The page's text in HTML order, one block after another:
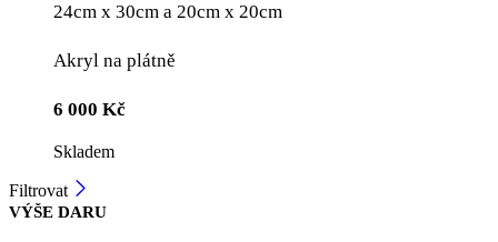
24cm x 30cm a 20cm x 20cm
Akryl na plátně
6 000 Kč
Skladem
Filtrovat
VÝŠE DARU